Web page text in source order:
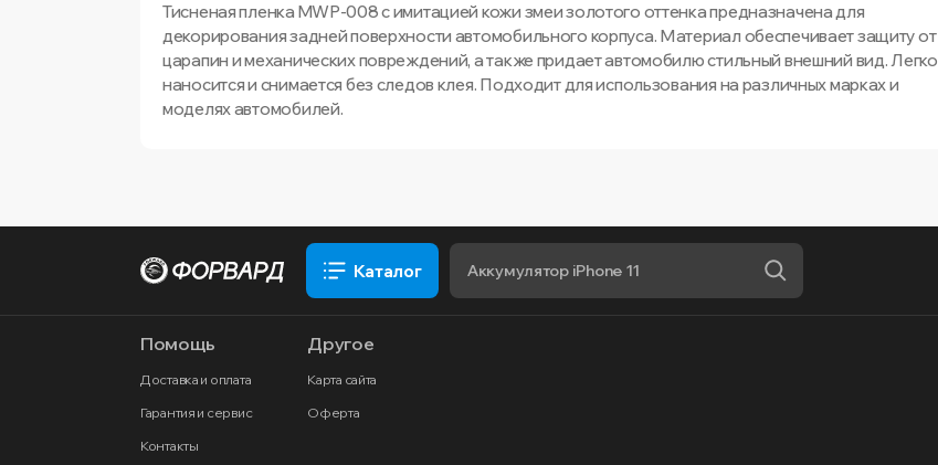
Тисненая пленка MWP-008 с имитацией кожи змеи золотого оттенка предназначена для
декорирования задней поверхности автомобильного корпуса. Материал обеспечивает защиту от
царапин и механических повреждений, а также придает автомобилю стильный внешний вид. Легко
наносится и снимается без следов клея. Подходит для использования на различных марках и
моделях автомобилей.
Каталог
Помощь
Доставка и оплата
Гарантия и сервис
Контакты
Другое
Карта сайта
Оферта